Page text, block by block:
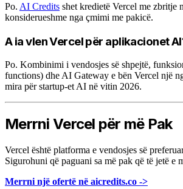
Po. AI Credits shet kredietë Vercel me zbritje
konsiderueshme nga çmimi me pakicë.
A ia vlen Vercel për aplikacionet
Po. Kombinimi i vendosjes së shpejtë,
functions) dhe AI Gateway e bën Vercel një
mira për startup-et AI në vitin 2026.
Merrni Vercel për më Pak
Vercel është platforma e vendosjes së
Sigurohuni që paguani sa më pak që të jetë e
Merrni një ofertë në aicredits.co ->